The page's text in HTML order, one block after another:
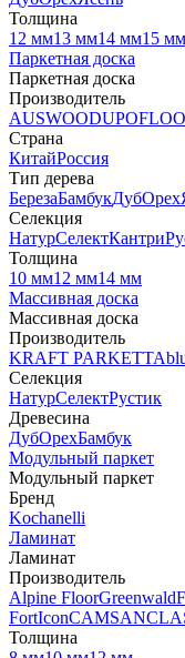
Толщина
12 мм13 мм14 мм15 мм
Паркетная доска
Паркетная доска
Производитель
AUSWOOD
Страна
КитайРоссия
Тип дерева
БерезаБамбукДубОрех
Селекция
НатурСелектКантри
Толщина
10 мм12 мм14 мм
Массивная доска
Массивная доска
Производитель
KRAFT PARKETT
Селекция
НатурСелектРустик
Древесина
ДубОрехБамбук
Модульный паркет
Модульный паркет
Бренд
Kochanelli
Ламинат
Ламинат
Производитель
Alpine FloorGreenwald
FortIconCAMSAN
Толщина